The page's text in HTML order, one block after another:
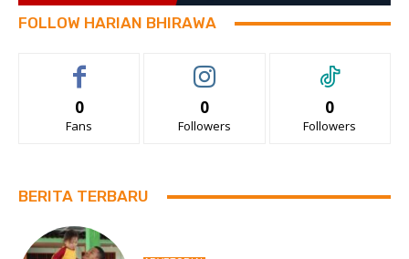
FOLLOW HARIAN BHIRAWA
0
Fans
0
Followers
0
Followers
BERITA TERBARU